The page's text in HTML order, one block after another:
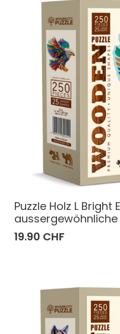
Puzzle Holz L Bright
aussergewöhnliche
19.90 CHF